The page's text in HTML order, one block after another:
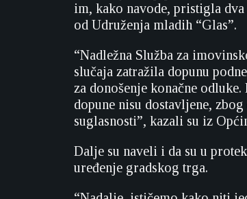
im, kako navode, pristigla
od Udruženja mladih “Glas”.
“Nadležna Služba za
slučaja zatražila dopunu
za donošenje konačne
dopune nisu dostavljene,
suglasnosti”, kazali su iz
Dalje su naveli i da su u
uređenje gradskog trga.